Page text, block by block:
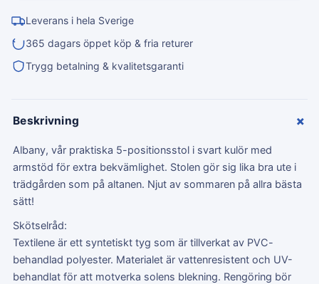
Leverans i hela Sverige
365 dagars öppet köp & fria returer
Trygg betalning & kvalitetsgaranti
Beskrivning +
Albany, vår praktiska 5-positionsstol i svart kulör med
armstöd för extra bekvämlighet. Stolen gör sig lika bra ute i
trädgården som på altanen. Njut av sommaren på allra bästa
sätt!
Skötselråd:
Textilene är ett syntetiskt tyg som är tillverkat av PVC-
behandlad polyester. Materialet är vattenresistent och UV-
behandlat för att motverka solens blekning. Rengöring bör